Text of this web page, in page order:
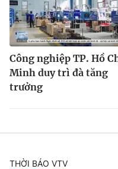
Công nghiệp TP. Hồ
Minh duy trì đà tăng
trưởng
THỜI BÁO VTV